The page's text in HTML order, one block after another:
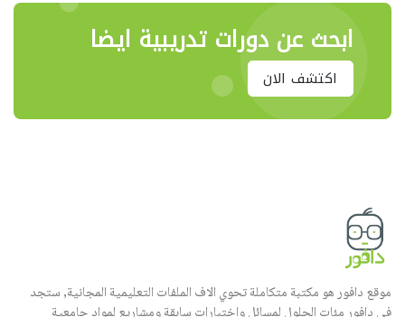
ابحث عن دورات تدريبية ايضا
اكتشف الان
موقع دافور هو مكتبة متكاملة تحوي الاف الملفات التعليمية المجانية, ستجد